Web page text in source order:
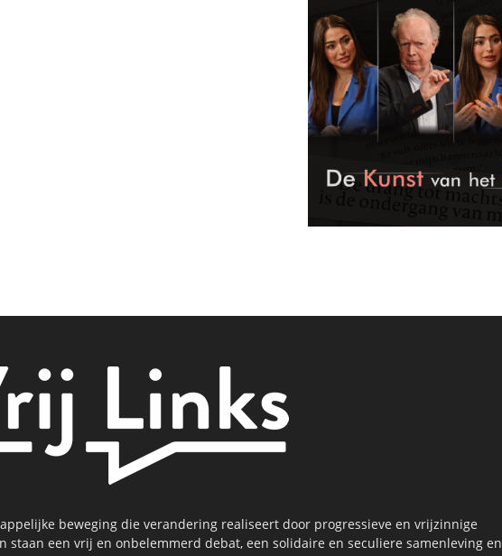
beweging die verandering realiseert door progressieve en vrijzinnige
een vrij en onbelemmerd debat, een solidaire en seculiere samenleving en